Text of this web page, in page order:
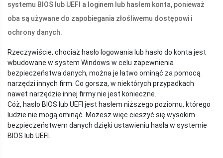
systemu BIOS lub UEFI a loginem lub hasłem konta, ponieważ
oba są używane do zapobiegania złośliwemu dostępowi i
ochrony danych.
Rzeczywiście, chociaż hasło logowania lub hasło do konta jest
wbudowane w system Windows w celu zapewnienia
bezpieczeństwa danych, można je łatwo ominąć za pomocą
narzędzi innych firm. Co gorsza, w niektórych przypadkach
nawet narzędzie innej firmy nie jest konieczne.
Cóż, hasło BIOS lub UEFI jest hasłem niższego poziomu, którego
ludzie nie mogą ominąć. Możesz więc cieszyć się wysokim
bezpieczeństwem danych dzięki ustawieniu hasła w systemie
BIOS lub UEFI.